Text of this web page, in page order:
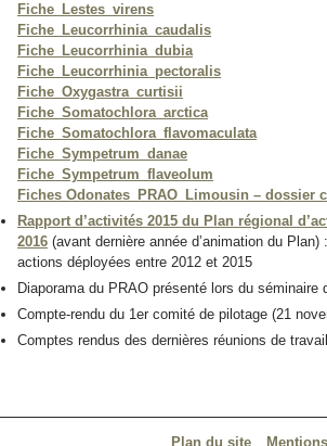
Fiche_Lestes_virens
Fiche_Leucorrhinia_caudalis
Fiche_Leucorrhinia_dubia
Fiche_Leucorrhinia_pectoralis
Fiche_Oxygastra_curtisii
Fiche_Somatochlora_arctica
Fiche_Somatochlora_flavomaculata
Fiche_Sympetrum_danae
Fiche_Sympetrum_flaveolum
Fiches Odonates_PRAO_Limousin – dossier
Rapport d’activités 2015 du Plan régional
2016 (avant dernière année d’animation du
actions déployées entre 2012 et 2015
Diaporama du PRAO présenté lors du séminaire
Compte-rendu du 1er comité de pilotage (21
Comptes rendus des dernières réunions de
Plan du site